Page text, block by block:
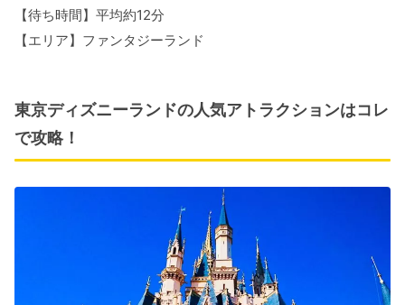
【待ち時間】平均約12分
【エリア】ファンタジーランド
東京ディズニーランドの人気アトラクションはコレ
で攻略！